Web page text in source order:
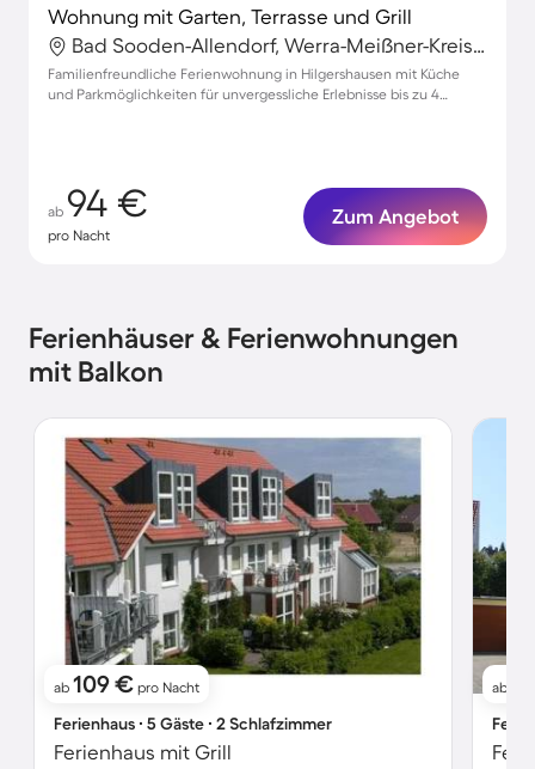
Wohnung mit Garten, Terrasse und Grill
Bad Sooden-Allendorf, Werra-Meißner-Kreis, Deutschland
Familienfreundliche Ferienwohnung in Hilgershausen mit Küche
und Parkmöglichkeiten für unvergessliche Erlebnisse bis zu 4
ab 94 €
pro Nacht
Zum Angebot
Ferienhäuser & Ferienwohnungen
mit Balkon
ab 109 € pro Nacht
Ferienhaus ∙ 5 Gäste ∙ 2 Schlafzimmer
Ferienhaus mit Grill
ab